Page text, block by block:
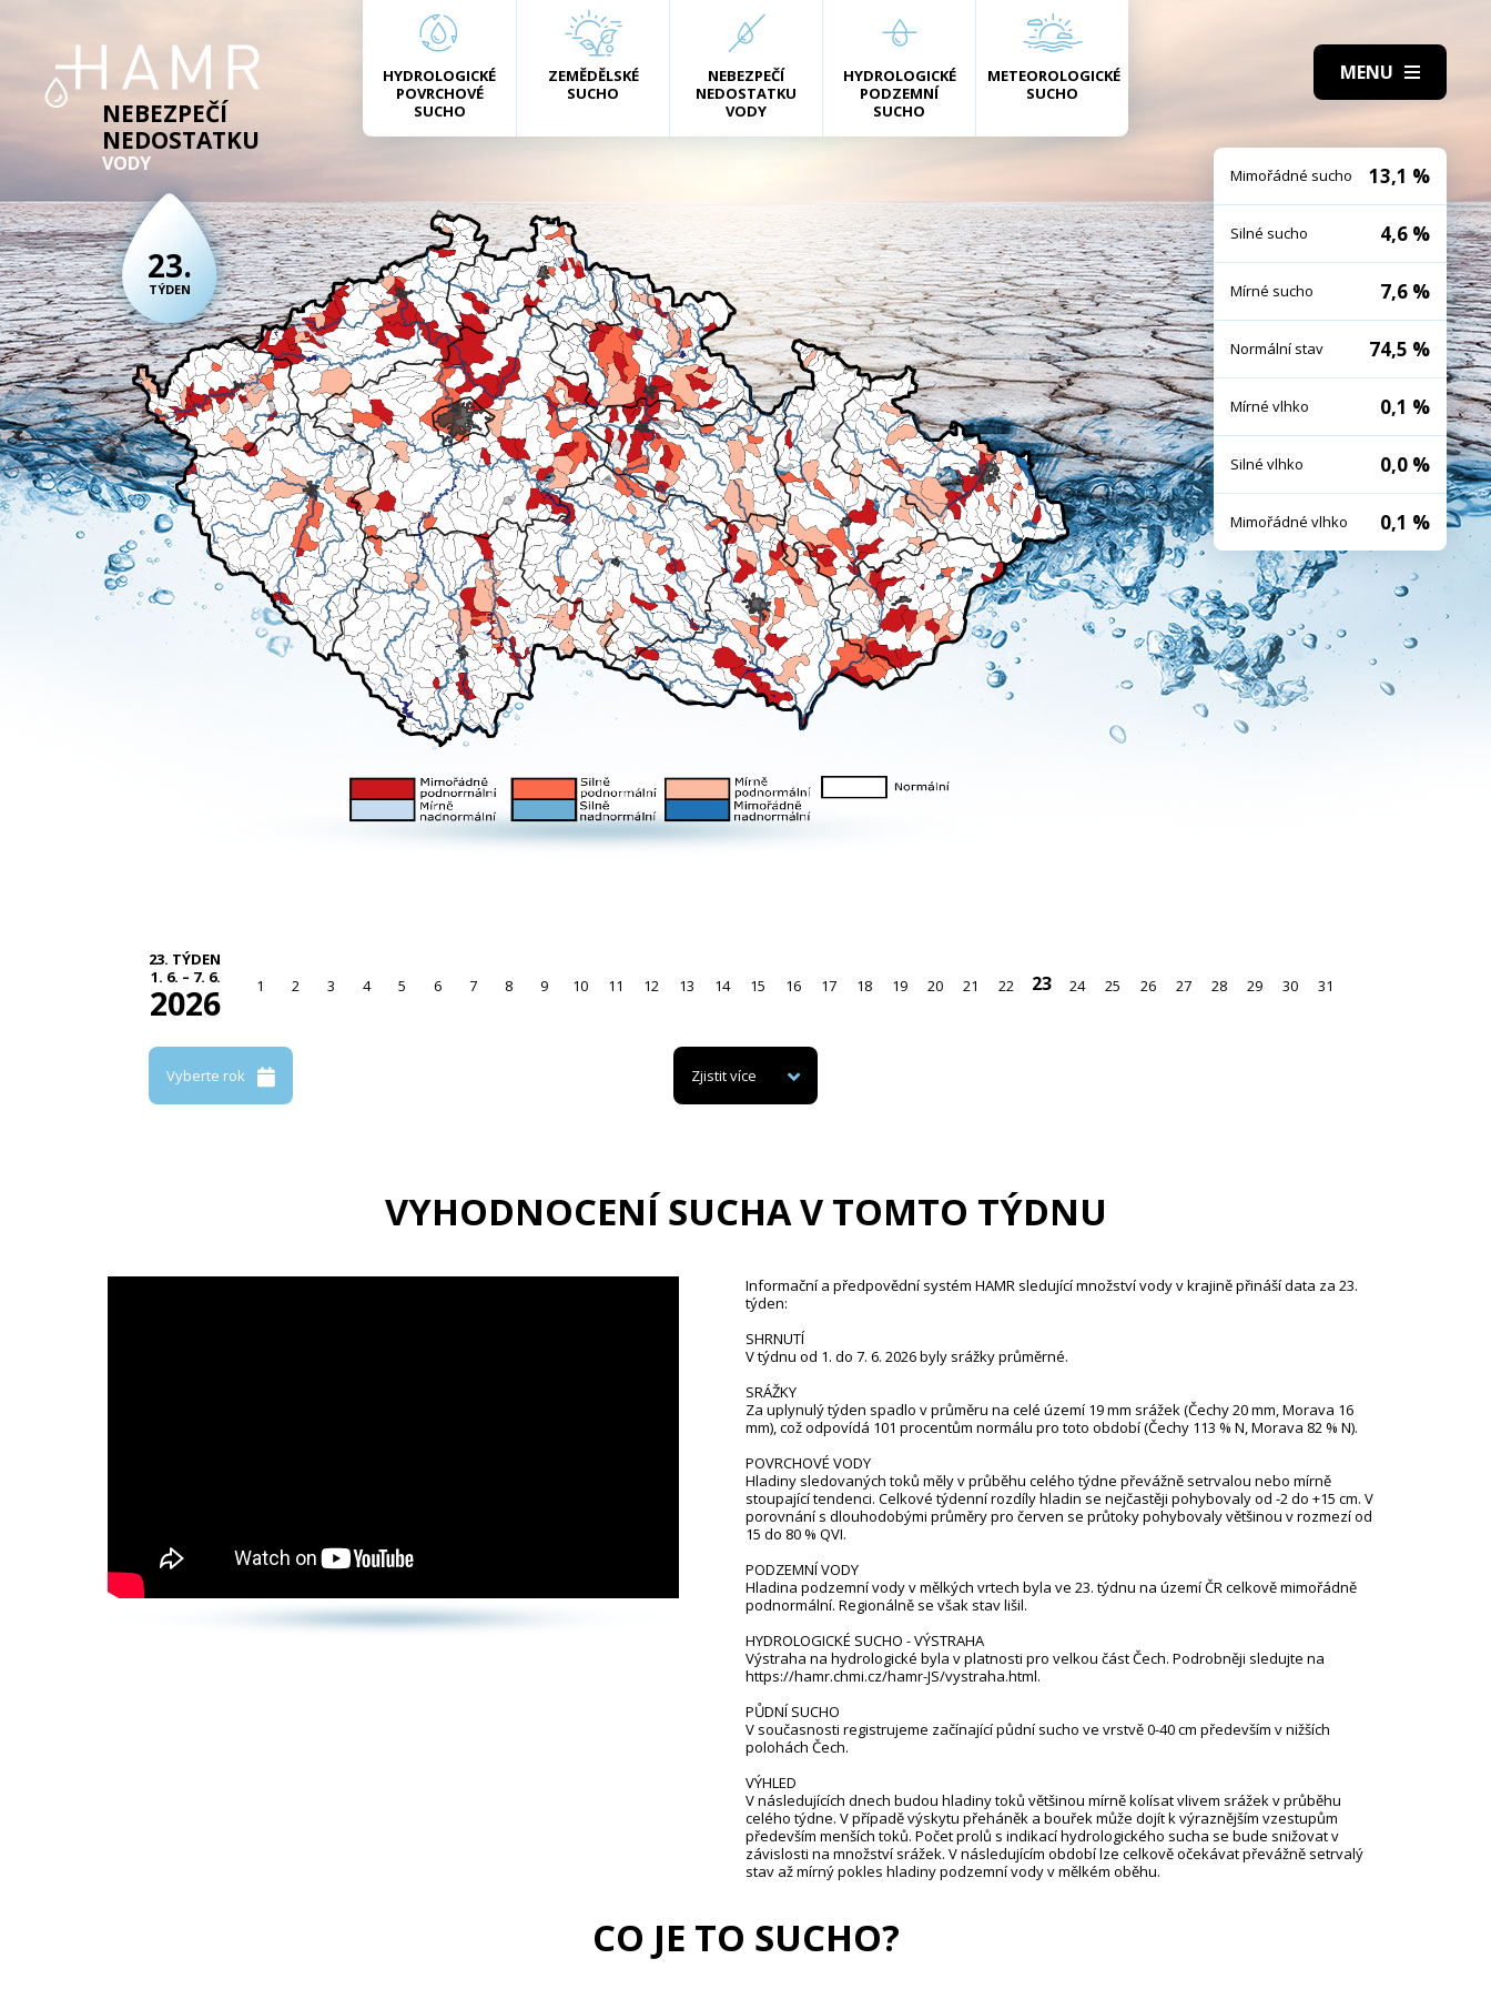
HYDROLOGICKÉ
POVRCHOVÉ
SUCHO
ZEMĚDĚLSKÉ
SUCHO
NEBEZPEČÍ
NEDOSTATKU
VODY
HYDROLOGICKÉ
PODZEMNÍ
SUCHO
METEOROLOGICKÉ
SUCHO
NEBEZPEČÍ
NEDOSTATKU
VODY
23.
TÝDEN
23. TÝDEN
1. 6. – 7. 6.
2026 1 2 3 4 5 6 7 8 9 10 11 12 13 14 15 16 17 18 19 20 21 22 23 24 25 26 27 28 29 30 31
Mimořádné sucho 13,1 %
Silné sucho 4,6 %
Mírné sucho 7,6 %
Normální stav 74,5 %
Mírné vlhko 0,1 %
Silné vlhko 0,0 %
Mimořádné vlhko 0,1 %
Vyberte rok Zjistit více
VYHODNOCENÍ SUCHA V TOMTO TÝDNU
Informační a předpovědní systém HAMR sledující množství vody v krajině přináší data za 23.
týden:
SHRNUTÍ
V týdnu od 1. do 7. 6. 2026 byly srážky průměrné.
SRÁŽKY
Za uplynulý týden spadlo v průměru na celé území 19 mm srážek (Čechy 20 mm, Morava 16
mm), což odpovídá 101 procentům normálu pro toto období (Čechy 113 % N, Morava 82 % N).
POVRCHOVÉ VODY
Hladiny sledovaných toků měly v průběhu celého týdne převážně setrvalou nebo mírně
stoupající tendenci. Celkové týdenní rozdíly hladin se nejčastěji pohybovaly od -2 do +15 cm. V
porovnání s dlouhodobými průměry pro červen se průtoky pohybovaly většinou v rozmezí od
15 do 80 % QVI.
PODZEMNÍ VODY
Hladina podzemní vody v mělkých vrtech byla ve 23. týdnu na území ČR celkově mimořádně
podnormální. Regionálně se však stav lišil.
HYDROLOGICKÉ SUCHO - VÝSTRAHA
Výstraha na hydrologické byla v platnosti pro velkou část Čech. Podrobněji sledujte na
https://hamr.chmi.cz/hamr-JS/vystraha.html.
PŮDNÍ SUCHO
V současnosti registrujeme začínající půdní sucho ve vrstvě 0-40 cm především v nižších
polohách Čech.
VÝHLED
V následujících dnech budou hladiny toků většinou mírně kolísat vlivem srážek v průběhu
celého týdne. V případě výskytu přeháněk a bouřek může dojít k výraznějším vzestupům
především menších toků. Počet profilů s indikací hydrologického sucha se bude snižovat v
závislosti na množství srážek. V následujícím období lze celkově očekávat převážně setrvalý
stav až mírný pokles hladiny podzemní vody v mělkém oběhu.
CO JE TO SUCHO?